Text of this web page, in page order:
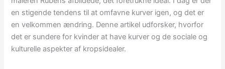
en stigende tendens til at omfavne kurver igen, og det er
en velkommen ændring. Denne artikel udforsker, hvorfor
det er sundere for kvinder at have kurver og de sociale og
kulturelle aspekter af kropsidealer.